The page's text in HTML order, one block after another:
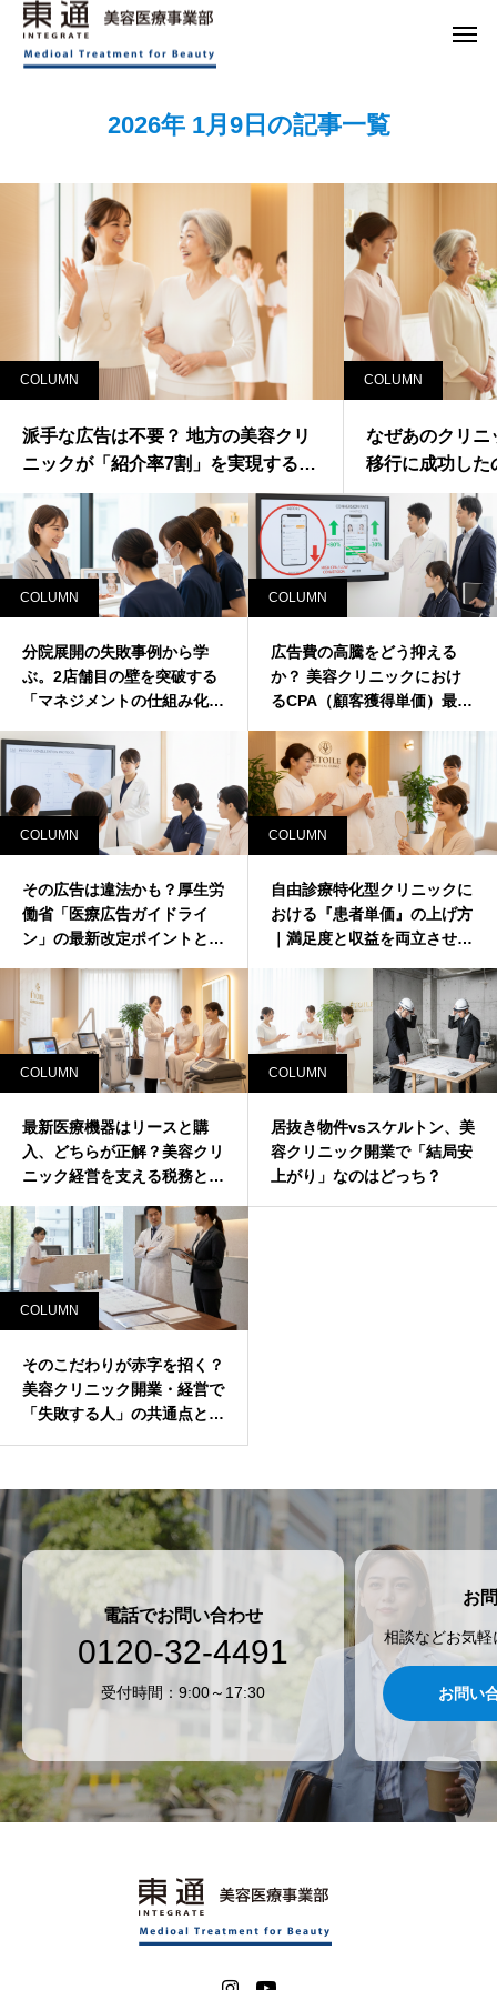
コラム Column
2026年 1月9日の記事一覧
COLUMN
派手な広告は不要？ 地方の美容クリ
ニックが「紹介率7割」を実現する信
頼構築術
COLUMN
なぜあのクリニ
移行に成功した
型の落とし穴と
COLUMN
分院展開の失敗事例から学
ぶ。2店舗目の壁を突破する
「マネジメントの仕組み化」
COLUMN
広告費の高騰をどう抑える
か？ 美容クリニックにおけ
るCPA（顧客獲得単価）最適
COLUMN
その広告は違法かも？厚生労
働省「医療広告ガイドライ
ン」の最新改定ポイントと違
COLUMN
自由診療特化型クリニックに
おける『患者単価』の上げ方
｜満足度と収益を両立させる
COLUMN
最新医療機器はリースと購
入、どちらが正解？美容クリ
ニック経営を支える税務と戦
COLUMN
居抜き物件vsスケルトン、美
容クリニック開業で「結局安
上がり」なのはどっち？
COLUMN
そのこだわりが赤字を招く？
美容クリニック開業・経営で
「失敗する人」の共通点と回
電話でお問い合わせ
0120-32-4491
受付時間：9:00～17:30
お
相談などお気
お問い